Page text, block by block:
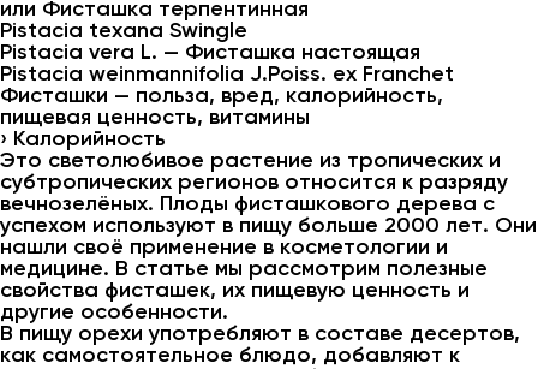
или Фисташка терпентинная
Pistacia texana Swingle
Pistacia vera L. — Фисташка настоящая
Pistacia weinmannifolia J.Poiss. ex Franchet
Фисташки — польза, вред, калорийность,
пищевая ценность, витамины
› Калорийность
Это светолюбивое растение из тропических и
субтропических регионов относится к разряду
вечнозелёных. Плоды фисташкового дерева с
успехом используют в пищу больше 2000 лет. Они
нашли своё применение в косметологии и
медицине. В статье мы рассмотрим полезные
свойства фисташек, их пищевую ценность и
другие особенности.
В пищу орехи употребляют в составе десертов,
как самостоятельное блюдо, добавляют к